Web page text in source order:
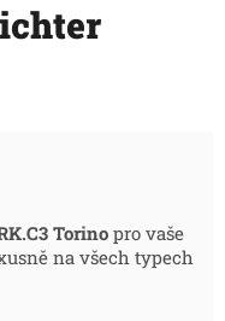
Torinopro vaše
na všech typech